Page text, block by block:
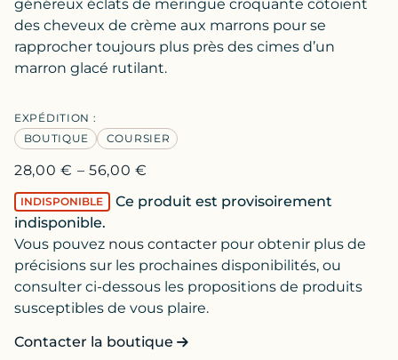
généreux éclats de meringue croquante côtoient
des cheveux de crème aux marrons pour se
rapprocher toujours plus près des cimes d’un
marron glacé rutilant.
EXPÉDITION :
BOUTIQUE
COURSIER
28,00€ –56,00€
INDISPONIBLE
Ce produit est provisoirement
indisponible.
Vous pouvez nous contacter pour obtenir plus de
précisions sur les prochaines disponibilités, ou
consulter ci-dessous les propositions de produits
susceptibles de vous plaire.
Contacter la boutique